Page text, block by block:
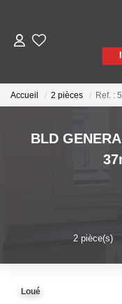
Accueil 2 pièces Ref. :
BLD
2 pièce(s)
Loué